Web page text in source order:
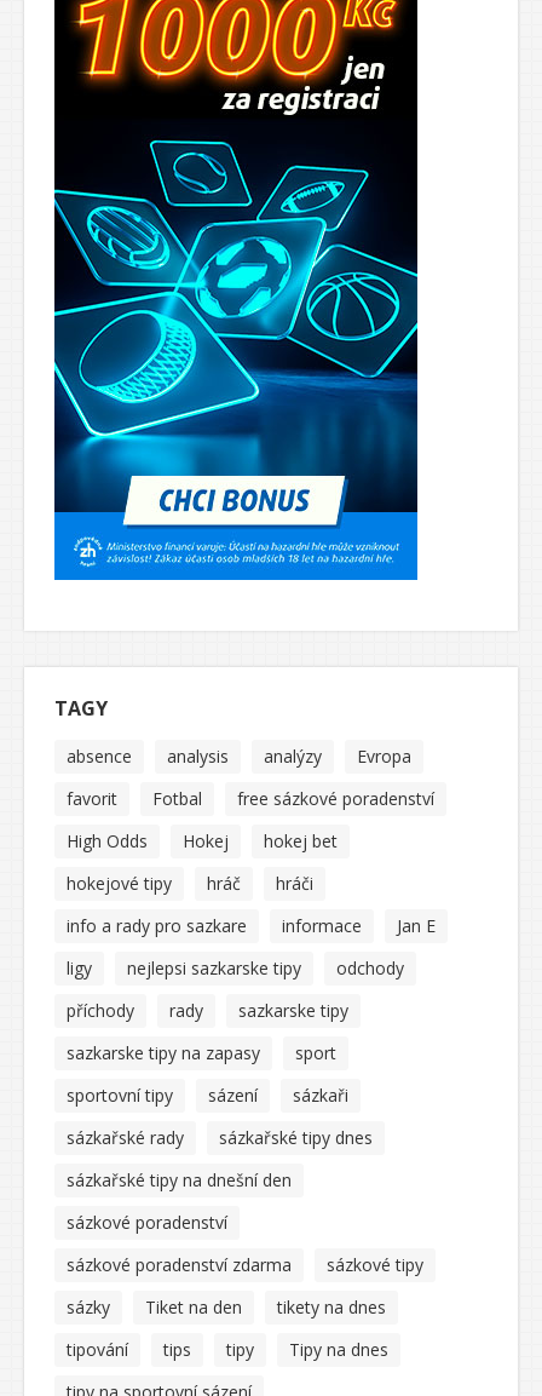
TAGY
absence analysis analýzy
Evropa
favorit
Fotbal
free sázkové poradenství
High Odds
Hokej
hokej bet
hokejové tipy
hráč
hráči
info a rady pro sazkare
informace
Jan E
ligy
nejlepsi sazkarske tipy
odchody
příchody
rady
sazkarske tipy
sazkarske tipy na zapasy
sport
sportovní tipy
sázení
sázkaři
sázkařské rady
sázkařské tipy dnes
sázkařské tipy na dnešní den
sázkové poradenství
sázkové poradenství zdarma
sázkové tipy
sázky
Tiket na den
tikety na dnes
tipování
tips tipy
Tipy na dnes